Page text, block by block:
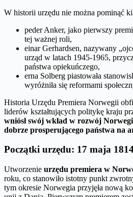
W historii urzędu nie można pominąć
peder Anker, jako pierwszy
tej ważnej roli,
einar Gerhardsen, nazywany
urząd w latach 1945-1965,
państwa opiekuńczego,
erna Solberg piastowała
wyróżniła się reformami
Historia Urzędu Premiera Norwegii
liderów kształtujących politykę kraju
wniósł swój wkład w rozwój
dobrze prosperującego państwa na
Początki urzędu: 17 maja
Utworzenie urzędu premiera w
roku, co stanowiło istotny punkt
tym okresie Norwegia przyjęła nową